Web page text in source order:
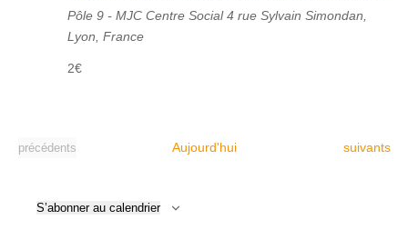
Pôle 9 - MJC Centre Social4 rue Sylvain Simondan,
Lyon, France
2€
Évènements
précédents Aujourd'hui suivants
S’abonner au calendrier